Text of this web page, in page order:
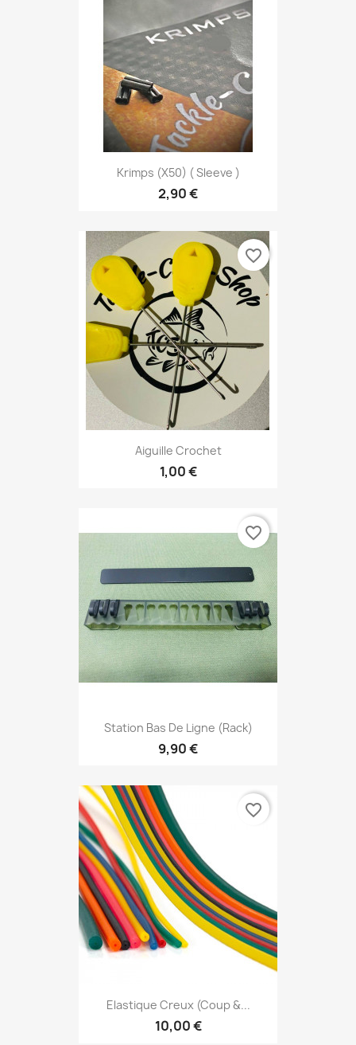
Krimps (x50) ( Sleeve )
2,90 €
Aiguille Crochet
1,00 €
favorite_border
Station Bas De Ligne (rack)
9,90 €
favorite_border
Elastique Creux (coup &...
10,00 €
favorite_border